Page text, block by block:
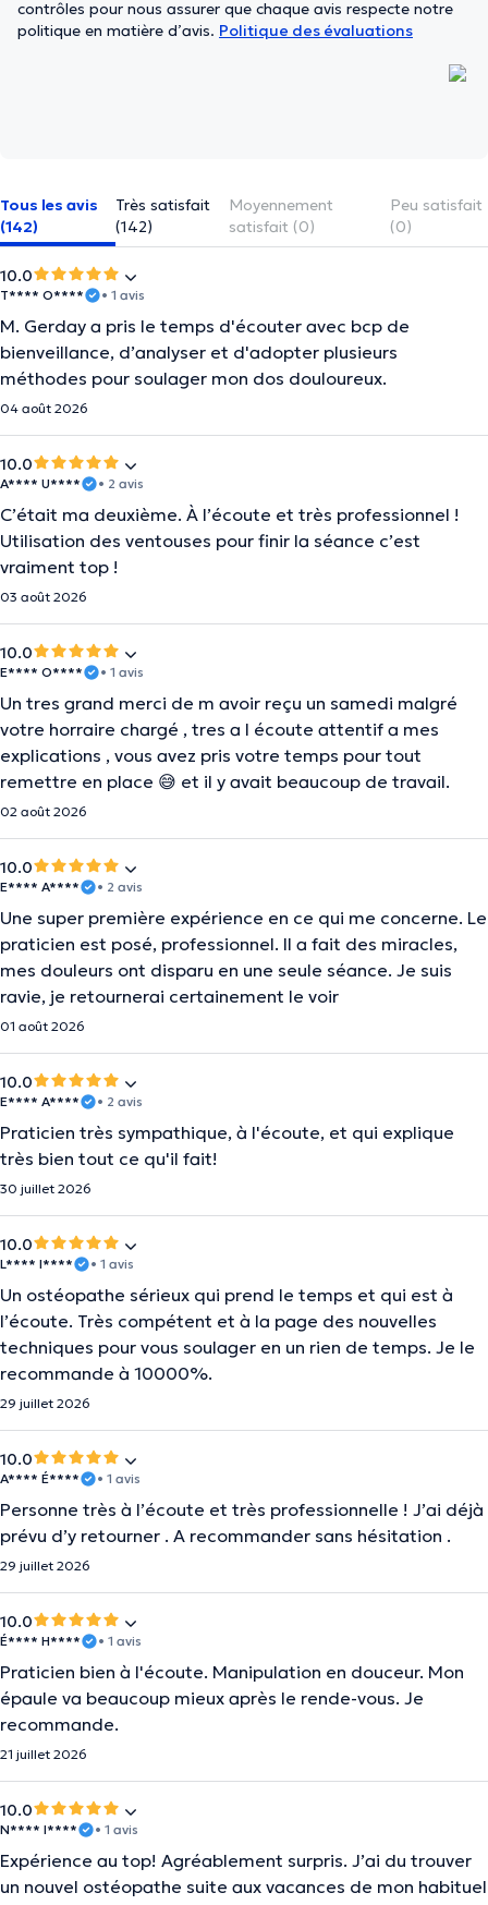
contrôles pour nous assurer que chaque avis respecte notre
politique en matière d’avis. Politique des évaluations
Tous les avis
(142)
Très satisfait
(142)
Moyennement
satisfait (0)
Peu satisfait
(0)
10.0
T**** O**** • 1 avis
M. Gerday a pris le temps d'écouter avec bcp de
bienveillance, d’analyser et d'adopter plusieurs
méthodes pour soulager mon dos douloureux.
04 août 2026
10.0
A**** U**** • 2 avis
C’était ma deuxième. À l’écoute et très professionnel !
Utilisation des ventouses pour finir la séance c’est
vraiment top !
03 août 2026
10.0
E**** O**** • 1 avis
Un tres grand merci de m avoir reçu un samedi malgré
votre horraire chargé , tres a l écoute attentif a mes
explications , vous avez pris votre temps pour tout
remettre en place 😅 et il y avait beaucoup de travail.
02 août 2026
10.0
E**** A**** • 2 avis
Une super première expérience en ce qui me concerne. Le
praticien est posé, professionnel. Il a fait des miracles,
mes douleurs ont disparu en une seule séance. Je suis
ravie, je retournerai certainement le voir
01 août 2026
10.0
E**** A**** • 2 avis
Praticien très sympathique, à l'écoute, et qui explique
très bien tout ce qu'il fait!
30 juillet 2026
10.0
L**** I**** • 1 avis
Un ostéopathe sérieux qui prend le temps et qui est à
l’écoute. Très compétent et à la page des nouvelles
techniques pour vous soulager en un rien de temps. Je le
recommande à 10000%.
29 juillet 2026
10.0
A**** É**** • 1 avis
Personne très à l’écoute et très professionnelle ! J’ai déjà
prévu d’y retourner . A recommander sans hésitation .
29 juillet 2026
10.0
É**** H**** • 1 avis
Praticien bien à l'écoute. Manipulation en douceur. Mon
épaule va beaucoup mieux après le rende-vous. Je
recommande.
21 juillet 2026
10.0
N**** I**** • 1 avis
Expérience au top! Agréablement surpris. J’ai du trouver
un nouvel ostéopathe suite aux vacances de mon habituel